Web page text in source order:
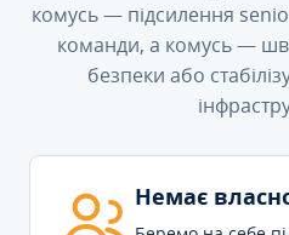
комусь — підсилення
команди, а комусь —
безпеки або
Немає